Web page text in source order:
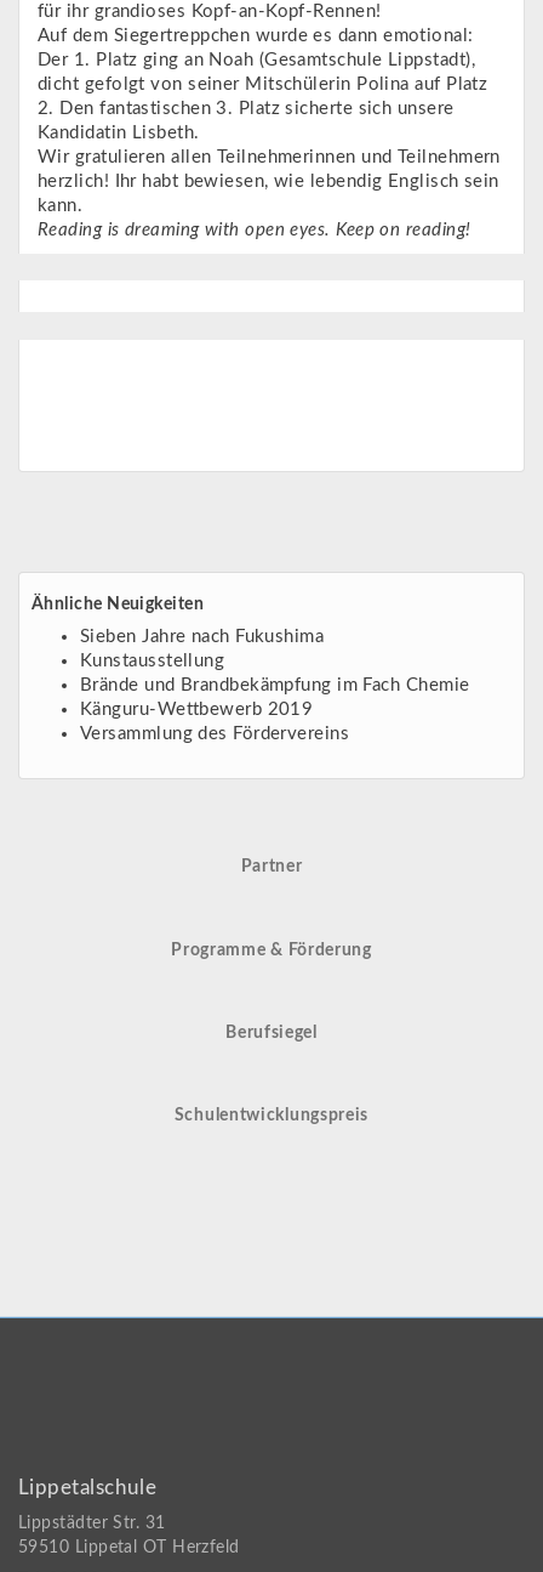
für ihr grandioses Kopf-an-Kopf-Rennen!
Auf dem Siegertreppchen wurde es dann emotional:
Der 1. Platz ging an Noah (Gesamtschule Lippstadt),
dicht gefolgt von seiner Mitschülerin Polina auf Platz
2. Den fantastischen 3. Platz sicherte sich unsere
Kandidatin Lisbeth.
Wir gratulieren allen Teilnehmerinnen und Teilnehmern
herzlich! Ihr habt bewiesen, wie lebendig Englisch sein
kann.
Reading is dreaming with open eyes. Keep on reading!
Ähnliche Neuigkeiten
Sieben Jahre nach Fukushima
Kunstausstellung
Brände und Brandbekämpfung im Fach Chemie
Känguru-Wettbewerb 2019
Versammlung des Fördervereins
Partner
Programme & Förderung
Berufsiegel
Schulentwicklungspreis
Lippetalschule
Lippstädter Str. 31
59510 Lippetal OT Herzfeld